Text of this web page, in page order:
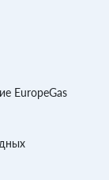
EuropeGas